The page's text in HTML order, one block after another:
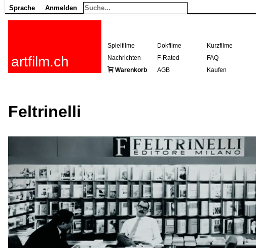
Sprache Anmelden
artfilm.ch
Spielfilme Dokfilme Kurzfilme
Nachrichten
F-Rated FAQ
Warenkorb
AGB Kaufen
Feltrinelli
216.73.217.120